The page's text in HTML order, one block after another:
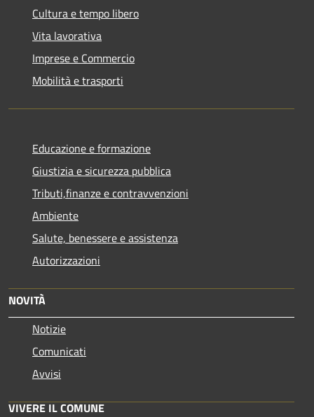
Cultura e tempo libero
Vita lavorativa
Imprese e Commercio
Mobilità e trasporti
Educazione e formazione
Giustizia e sicurezza pubblica
Tributi,finanze e contravvenzioni
Ambiente
Salute, benessere e assistenza
Autorizzazioni
NOVITÀ
Notizie
Comunicati
Avvisi
VIVERE IL COMUNE